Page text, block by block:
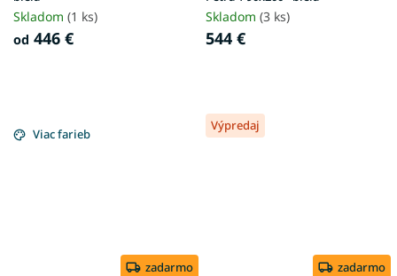
Skladom (1 ks)
od 446 €
Skladom (3 ks)
544 €
Viac farieb
zadarmo
Výpredaj
zadarmo